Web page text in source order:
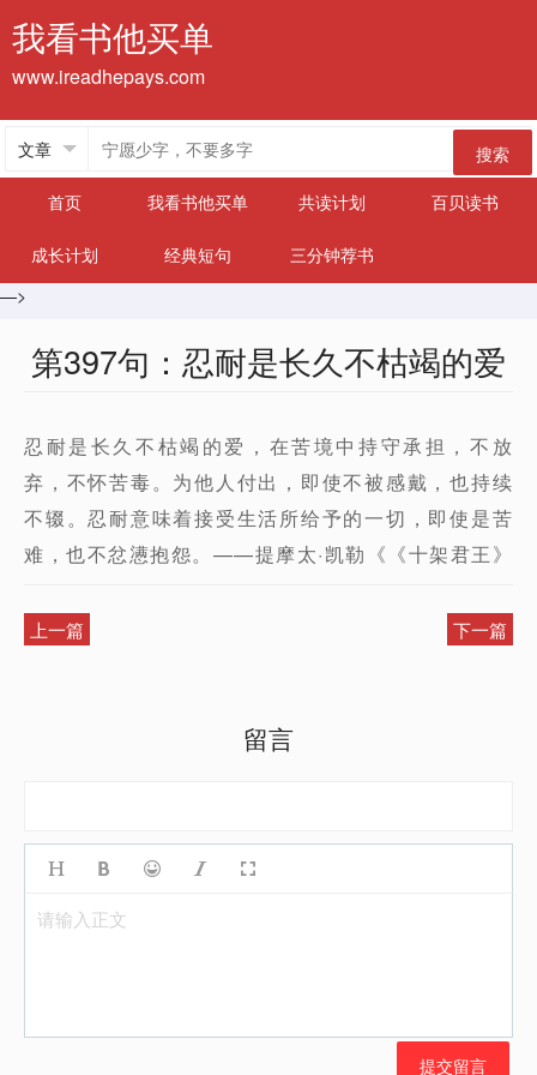
我看书他买单
www.ireadhepays.com
搜索
首页
我看书他买单 共读计划 百贝读书
成长计划 经典短句
三分钟荐书
—>
第397句：忍耐是长久不枯竭的爱
忍耐是长久不枯竭的爱，在苦境中持守承担，不放
弃，不怀苦毒。为他人付出，即使不被感戴，也持续
不辍。忍耐意味着接受生活所给予的一切，即使是苦
难，也不忿懑抱怨。——提摩太·凯勒《《十架君王》
上一篇 下一篇
留言
请输入正文
提交留言